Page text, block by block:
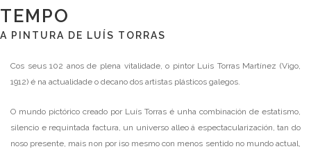
TEMPO
A PINTURA DE LUÍS TORRAS
Cos seus 102 anos de plena vitalidade, o pintor Luis Torras Martínez (Vigo,
1912) é na actualidade o decano dos artistas plásticos galegos.
O mundo pictórico creado por Luís Torras é unha combinación de estatismo,
silencio e requintada factura, un universo alleo á espectacularización, tan do
noso presente, mais non por iso mesmo con menos sentido no mundo actual,